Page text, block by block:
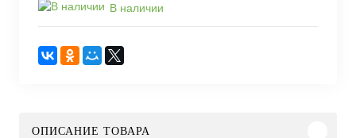
В наличии
ОПИСАНИЕ ТОВАРА